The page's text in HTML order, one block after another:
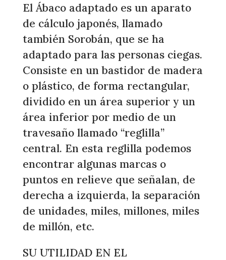
El Ábaco adaptado es un aparato
de cálculo japonés, llamado
también Sorobán, que se ha
adaptado para las personas ciegas.
Consiste en un bastidor de madera
o plástico, de forma rectangular,
dividido en un área superior y un
área inferior por medio de un
travesaño llamado “reglilla”
central. En esta reglilla podemos
encontrar algunas marcas o
puntos en relieve que señalan, de
derecha a izquierda, la separación
de unidades, miles, millones, miles
de millón, etc.
SU UTILIDAD EN EL